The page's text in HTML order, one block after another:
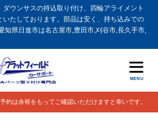
ウンサスの持込取り付け、四輪アライメント
たしております。部品は安く、持ち込みでの
知県日進市は名古屋市,豊田市,刈谷市,長久手市,
MENU
約は余裕をもってご確認いただけますと幸いです。